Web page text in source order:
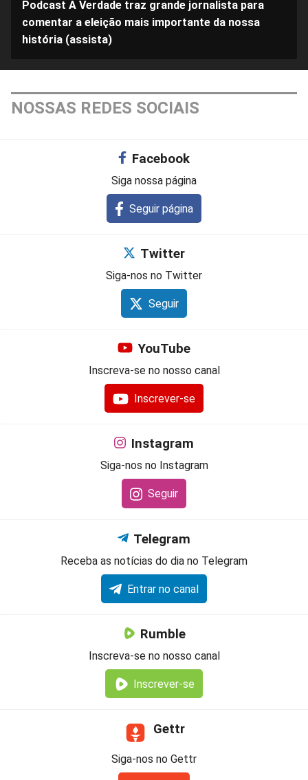
Podcast A Verdade traz grande jornalista para
comentar a eleição mais importante da nossa
história (assista)
NOSSAS REDES SOCIAIS
Facebook
Siga nossa página
Seguir página
Twitter
Siga-nos no Twitter
Seguir
YouTube
Inscreva-se no nosso canal
Inscrever-se
Instagram
Siga-nos no Instagram
Seguir
Telegram
Receba as notícias do dia no Telegram
Entrar no canal
Rumble
Inscreva-se no nosso canal
Inscrever-se
Gettr
Siga-nos no Gettr